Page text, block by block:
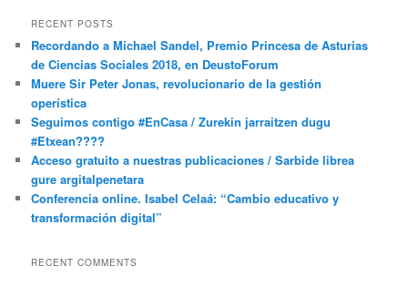
RECENT POSTS
Recordando a Michael Sandel, Premio Princesa de Asturias
de Ciencias Sociales 2018, en DeustoForum
Muere Sir Peter Jonas, revolucionario de la gestión
operística
Seguimos contigo #EnCasa / Zurekin jarraitzen dugu
#Etxean????
Acceso gratuito a nuestras publicaciones / Sarbide librea
gure argitalpenetara
Conferencia online. Isabel Celaá: “Cambio educativo y
transformación digital”
RECENT COMMENTS